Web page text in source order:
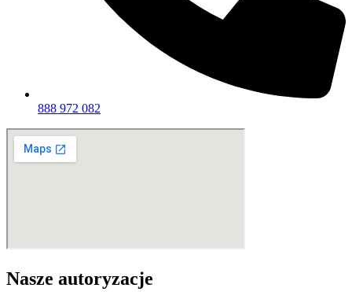
888 972 082
Nasze autoryzacje